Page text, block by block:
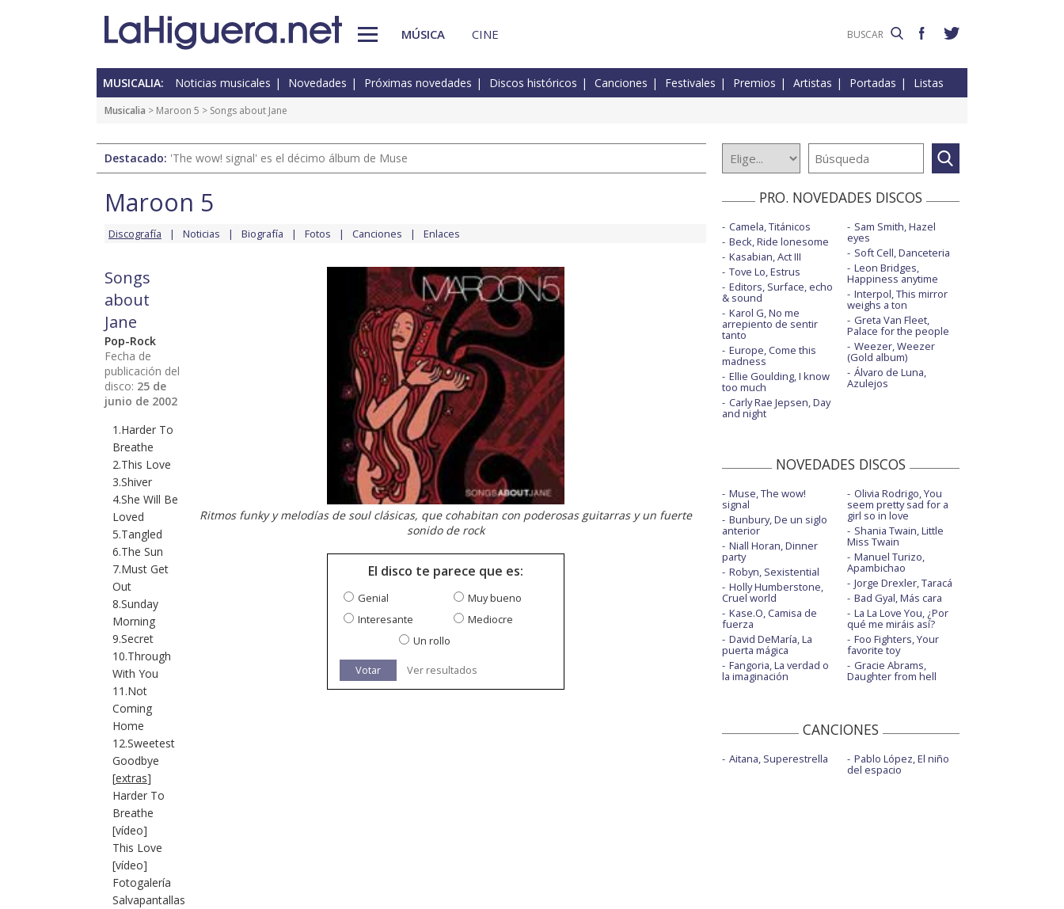
MÚSICA CINE
MUSICALIA: Noticias musicales Novedades Próximas novedades Discos históricos Canciones Festivales Premios Artistas Portadas Listas
Musicalia > Maroon 5 > Songs about Jane
Destacado: 'The wow! signal' es el décimo álbum de Muse
Maroon 5
Discografía Noticias Biografía Fotos Canciones Enlaces
Songs
about
Jane
Pop-Rock
Fecha de
publicación del
disco: 25 de
junio de 2002
1.Harder To
Breathe
2.This Love
3.Shiver
4.She Will Be
Loved
5.Tangled
6.The Sun
7.Must Get
Out
8.Sunday
Morning
9.Secret
10.Through
With You
11.Not
Coming
Home
12.Sweetest
Goodbye
[extras]
Harder To
Breathe
[vídeo]
This Love
[vídeo]
Fotogalería
Salvapantallas
Ritmos funky y melodías de soul clásicas, que cohabitan con poderosas guitarras y un fuerte
sonido de rock
El disco te parece que es:
Genial
Muy bueno
Interesante
Mediocre
Un rollo
Votar Ver resultados
PRO. NOVEDADES DISCOS
Camela, Titánicos
Beck, Ride lonesome
Kasabian, Act III
Tove Lo, Estrus
Editors, Surface, echo
& sound
Karol G, No me
arrepiento de sentir
tanto
Europe, Come this
madness
Ellie Goulding, I know
too much
Carly Rae Jepsen, Day
and night
Sam Smith, Hazel
eyes
Soft Cell, Danceteria
Leon Bridges,
Happiness anytime
Interpol, This mirror
weighs a ton
Greta Van Fleet,
Palace for the people
Weezer, Weezer
(Gold album)
Álvaro de Luna,
Azulejos
NOVEDADES DISCOS
Muse, The wow!
signal
Bunbury, De un siglo
anterior
Niall Horan, Dinner
party
Robyn, Sexistential
Holly Humberstone,
Cruel world
Kase.O, Camisa de
fuerza
David DeMaría, La
puerta mágica
Fangoria, La verdad o
la imaginación
Olivia Rodrigo, You
seem pretty sad for a
girl so in love
Shania Twain, Little
Miss Twain
Manuel Turizo,
Apambichao
Jorge Drexler, Taracá
Bad Gyal, Más cara
La La Love You, ¿Por
qué me miráis así?
Foo Fighters, Your
favorite toy
Gracie Abrams,
Daughter from hell
CANCIONES
Aitana, Superestrella Pablo López, El niño
del espacio